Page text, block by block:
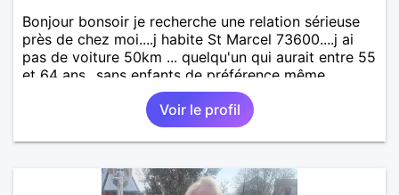
Bonjour bonsoir je recherche une relation sérieuse
près de chez moi....j habite St Marcel 73600....j ai
pas de voiture 50km ... quelqu'un qui aurait entre 55
et 64 ans...sans enfants de préférence même
adultes et qui n aurait garder aucun contact avec
une où plusieurs ex...si vous correspondez à ma
recherche ecrivez moi je vous répondrai...
Voir le profil